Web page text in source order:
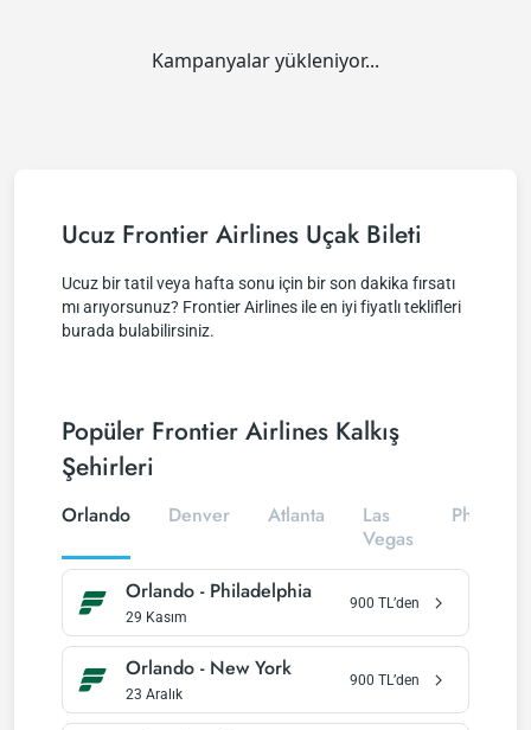
Kampanyalar yükleniyor...
Ucuz Frontier Airlines Uçak Bileti
Ucuz bir tatil veya hafta sonu için bir son dakika fırsatı
mı arıyorsunuz? Frontier Airlines ile en iyi fiyatlı teklifleri
burada bulabilirsiniz.
Popüler Frontier Airlines Kalkış
Şehirleri
Orlando Denver Atlanta
Las
Vegas
Orlando - Philadelphia
29 Kasım
900 TL’den
Orlando - New York
23 Aralık
900 TL’den